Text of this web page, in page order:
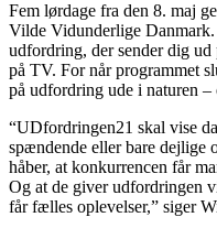
Fem lørdage fra den 8. maj
Vilde Vidunderlige
udfordring, der sender dig ud
på TV. For når programmet
på udfordring ude i naturen
“UDfordringen21 skal vise
spændende eller bare dejlige
håber, at konkurrencen får
Og at de giver udfordringen
får fælles oplevelser,” siger